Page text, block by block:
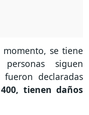
se tiene
siguen
fueron declaradas
tienen daños